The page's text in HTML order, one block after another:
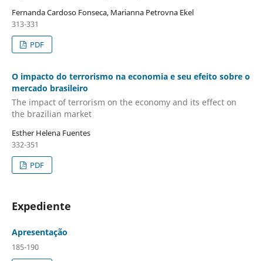
Fernanda Cardoso Fonseca, Marianna Petrovna Ekel
313-331
PDF
O impacto do terrorismo na economia e seu efeito sobre o
mercado brasileiro
The impact of terrorism on the economy and its effect on
the brazilian market
Esther Helena Fuentes
332-351
PDF
Expediente
Apresentação
185-190